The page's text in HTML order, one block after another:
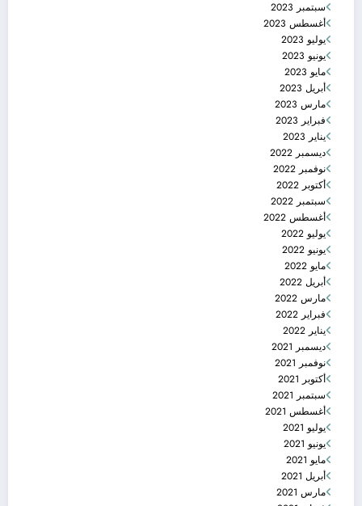
سبتمبر 2023
أغسطس 2023
يوليو 2023
يونيو 2023
مايو 2023
أبريل 2023
مارس 2023
فبراير 2023
يناير 2023
ديسمبر 2022
نوفمبر 2022
أكتوبر 2022
سبتمبر 2022
أغسطس 2022
يوليو 2022
يونيو 2022
مايو 2022
أبريل 2022
مارس 2022
فبراير 2022
يناير 2022
ديسمبر 2021
نوفمبر 2021
أكتوبر 2021
سبتمبر 2021
أغسطس 2021
يوليو 2021
يونيو 2021
مايو 2021
أبريل 2021
مارس 2021